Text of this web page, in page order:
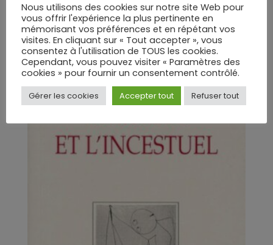
Nous utilisons des cookies sur notre site Web pour
vous offrir l'expérience la plus pertinente en
mémorisant vos préférences et en répétant vos
visites. En cliquant sur « Tout accepter », vous
consentez à l'utilisation de TOUS les cookies.
Cependant, vous pouvez visiter « Paramètres des
cookies » pour fournir un consentement contrôlé.
Gérer les cookies Accepter tout Refuser tout